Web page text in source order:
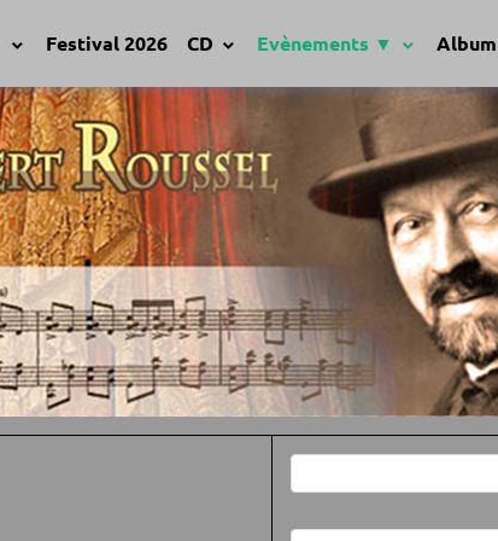
Festival 2026 CD Evènements ▼ Album